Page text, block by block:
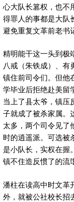
心大队长篡权，也不
得罪人的事都是大队
避免重复文革前老书
精明能干这一头到极
八戒（朱铁成）、有
镇住前司令们。但他
学毕业后拒绝赴美留
当上了县太爷，镇压
子就成了被杀家属。
太多，两个司令见了
时的逍遥派。可选被
是小队长，实权在握
镇不住造反惯了的流
潘柱在读高中时文革
外，就被公社校长招